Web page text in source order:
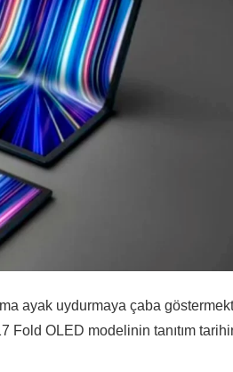
ayak uydurmaya çaba
Fold OLED modelinin tanıtım